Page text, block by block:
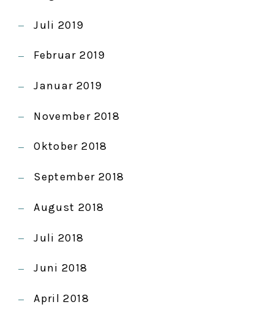
Juli 2019
Februar 2019
Januar 2019
November 2018
Oktober 2018
September 2018
August 2018
Juli 2018
Juni 2018
April 2018